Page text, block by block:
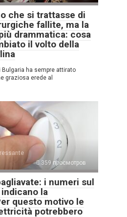
che si trattasse di
fallite, ma la
drammatica: cosa
il volto della
Bulgaria ha sempre attirato
graziosa erede al
359 просмотров
i numeri sul
la
questo motivo le
potrebbero